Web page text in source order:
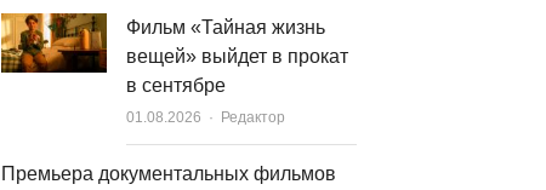
Фильм «Тайная жизнь
вещей» выйдет в прокат
в сентябре
01.08.2026 Author
Редактор
Премьера документальных фильмов